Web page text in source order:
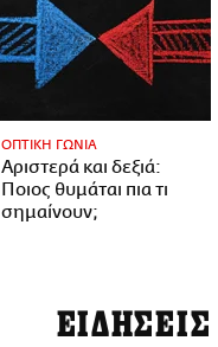
ΟΠΤΙΚΗ ΓΩΝΙΑ
Αριστερά και δεξιά:
Ποιος θυμάται πια τι
σημαίνουν;
ΕΙΔΗΣΕΙΣ